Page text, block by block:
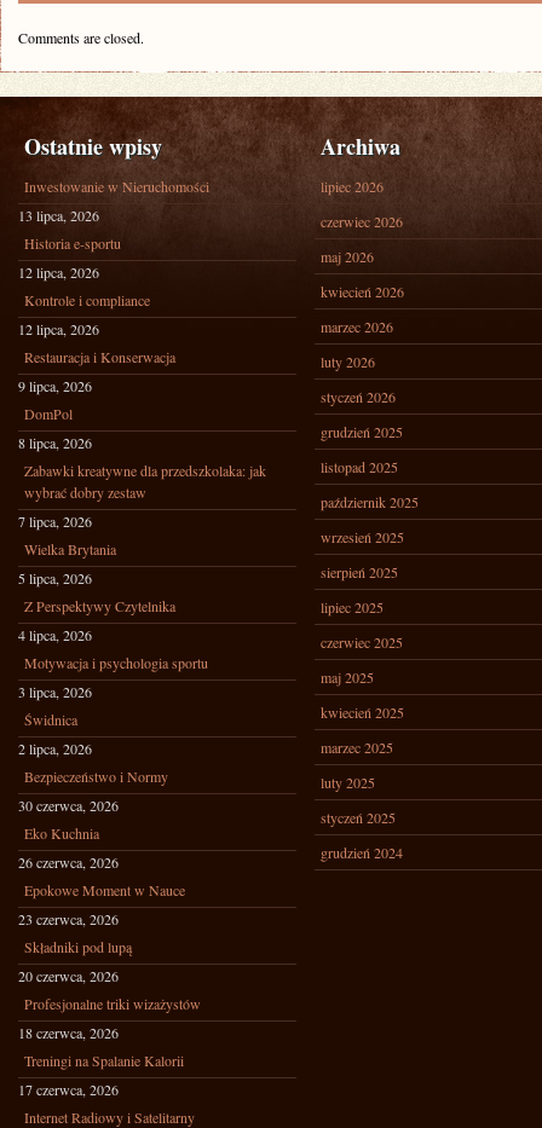
Comments are closed.
Ostatnie wpisy
Inwestowanie w Nieruchomości
13 lipca, 2026
Historia e-sportu
12 lipca, 2026
Kontrole i compliance
12 lipca, 2026
Restauracja i Konserwacja
9 lipca, 2026
DomPol
8 lipca, 2026
Zabawki kreatywne dla przedszkolaka: jak
wybrać dobry zestaw
7 lipca, 2026
Wielka Brytania
5 lipca, 2026
Z Perspektywy Czytelnika
4 lipca, 2026
Motywacja i psychologia sportu
3 lipca, 2026
Świdnica
2 lipca, 2026
Bezpieczeństwo i Normy
30 czerwca, 2026
Eko Kuchnia
26 czerwca, 2026
Epokowe Moment w Nauce
23 czerwca, 2026
Składniki pod lupą
20 czerwca, 2026
Profesjonalne triki wizażystów
18 czerwca, 2026
Treningi na Spalanie Kalorii
17 czerwca, 2026
Internet Radiowy i Satelitarny
Archiwa
lipiec 2026
czerwiec 2026
maj 2026
kwiecień 2026
marzec 2026
luty 2026
styczeń 2026
grudzień 2025
listopad 2025
październik 2025
wrzesień 2025
sierpień 2025
lipiec 2025
czerwiec 2025
maj 2025
kwiecień 2025
marzec 2025
luty 2025
styczeń 2025
grudzień 2024